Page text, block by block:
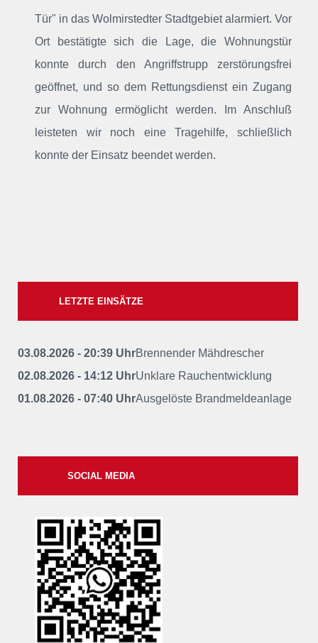
Tür" in das Wolmirstedter Stadtgebiet alarmiert. Vor
Ort bestätigte sich die Lage, die Wohnungstür
konnte durch den Angriffstrupp zerstörungsfrei
geöffnet, und so dem Rettungsdienst ein Zugang
zur Wohnung ermöglicht werden. Im Anschluß
leisteten wir noch eine Tragehilfe, schließlich
konnte der Einsatz beendet werden.
LETZTE EINSÄTZE
03.08.2026 - 20:39 UhrBrennender Mähdrescher
02.08.2026 - 14:12 UhrUnklare Rauchentwicklung
01.08.2026 - 07:40 UhrAusgelöste Brandmeldeanlage
SOCIAL MEDIA